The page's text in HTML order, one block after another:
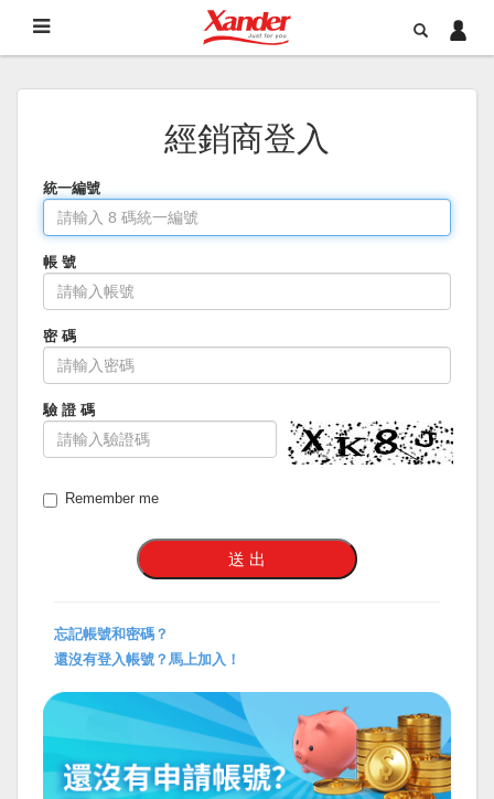
經銷商登入
統一編號
帳 號
密 碼
驗 證 碼
Remember me
忘記帳號和密碼？
還沒有登入帳號？馬上加入！